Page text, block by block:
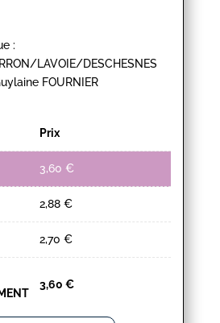
:
LAVOIE/DESCHESNES
FOURNIER
Prix
3,60 €
2,88 €
2,70 €
3,60 €